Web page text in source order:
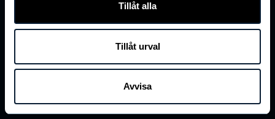
Tillåt alla
Tillåt urval
Avvisa